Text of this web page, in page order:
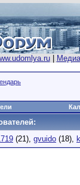
|
(21), gvuido (18),